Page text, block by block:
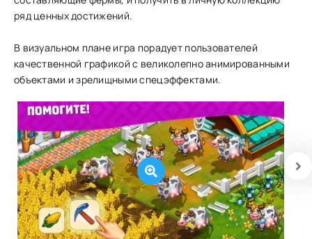
ряд ценных достижений.
В визуальном плане игра порадует пользователей
качественной графикой с великолепно анимированными
объектами и зрелищными спецэффектами.